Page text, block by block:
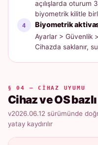
açılışlarda oturum
biyometrik kilitle
Biyometrik
Ayarlar > Güvenlik >
Cihazda saklanır,
§ 04 — CIHAZ UYUMU
Cihaz ve OS
v2026.06.12 sürümünde
yatay kaydırılır